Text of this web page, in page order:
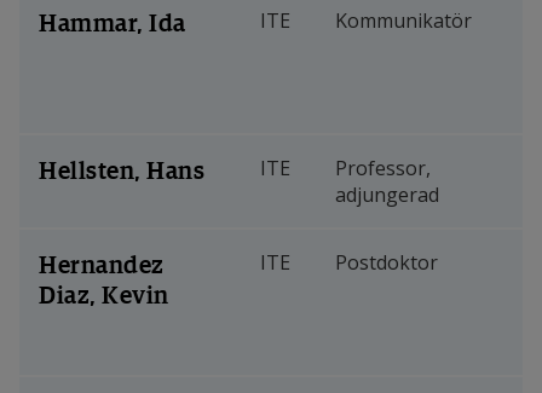
Hammar, Ida ITE Kommunikatör
Hellsten, Hans ITE
Professor,
adjungerad
Hernandez
Diaz, Kevin
ITE Postdoktor